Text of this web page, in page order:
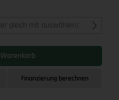
gleich mit auswählen)
Finanzierung berechnen